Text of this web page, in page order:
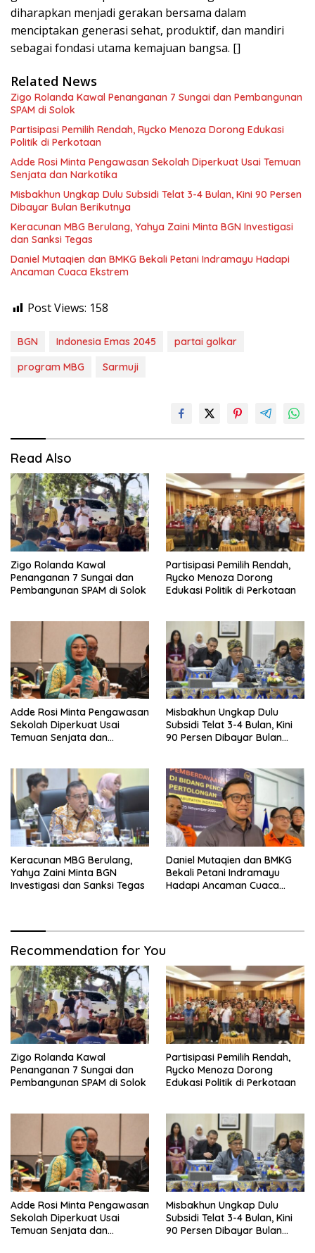
diharapkan menjadi gerakan bersama dalam
menciptakan generasi sehat, produktif, dan mandiri
sebagai fondasi utama kemajuan bangsa. []
Related News
Zigo Rolanda Kawal Penanganan 7 Sungai dan Pembangunan
SPAM di Solok
Partisipasi Pemilih Rendah, Rycko Menoza Dorong Edukasi
Politik di Perkotaan
Adde Rosi Minta Pengawasan Sekolah Diperkuat Usai Temuan
Senjata dan Narkotika
Misbakhun Ungkap Dulu Subsidi Telat 3-4 Bulan, Kini 90 Persen
Dibayar Bulan Berikutnya
Keracunan MBG Berulang, Yahya Zaini Minta BGN Investigasi
dan Sanksi Tegas
Daniel Mutaqien dan BMKG Bekali Petani Indramayu Hadapi
Ancaman Cuaca Ekstrem
Post Views: 158
BGN Indonesia Emas 2045
partai golkar
program MBG
Sarmuji
Read Also
Zigo Rolanda Kawal
Penanganan 7 Sungai dan
Pembangunan SPAM di Solok
Partisipasi Pemilih Rendah,
Rycko Menoza Dorong
Edukasi Politik di Perkotaan
Adde Rosi Minta Pengawasan
Sekolah Diperkuat Usai
Temuan Senjata dan
Misbakhun Ungkap Dulu
Subsidi Telat 3-4 Bulan, Kini
90 Persen Dibayar Bulan
Keracunan MBG Berulang,
Yahya Zaini Minta BGN
Investigasi dan Sanksi Tegas
Daniel Mutaqien dan BMKG
Bekali Petani Indramayu
Hadapi Ancaman Cuaca
Recommendation for You
Zigo Rolanda Kawal
Penanganan 7 Sungai dan
Pembangunan SPAM di Solok
Partisipasi Pemilih Rendah,
Rycko Menoza Dorong
Edukasi Politik di Perkotaan
Adde Rosi Minta Pengawasan
Sekolah Diperkuat Usai
Temuan Senjata dan
Misbakhun Ungkap Dulu
Subsidi Telat 3-4 Bulan, Kini
90 Persen Dibayar Bulan